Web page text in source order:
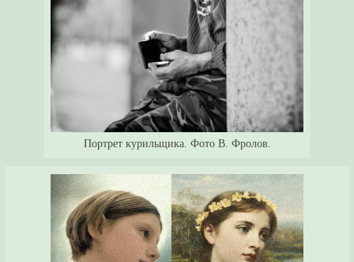
Портрет курильщика. Фото В. Фролов.